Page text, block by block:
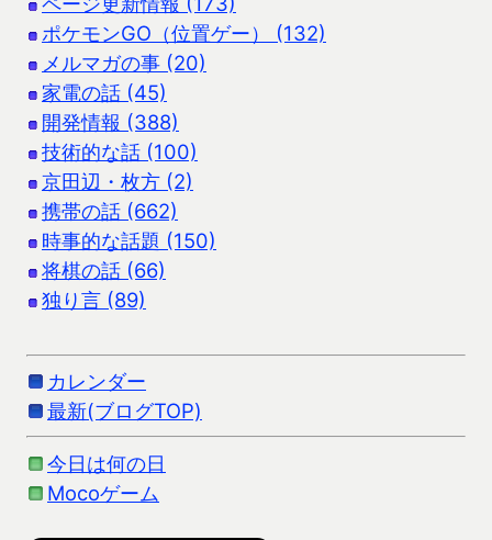
ポケモンGO（位置ゲー） (132)
メルマガの事 (20)
家電の話 (45)
開発情報 (388)
技術的な話 (100)
京田辺・枚方 (2)
携帯の話 (662)
時事的な話題 (150)
将棋の話 (66)
独り言 (89)
カレンダー
最新(ブログTOP)
今日は何の日
Mocoゲーム